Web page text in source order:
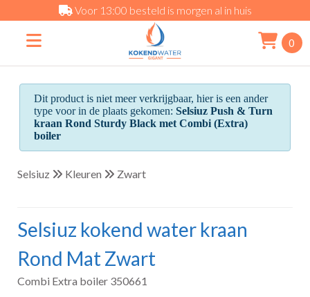
Voor 13:00 besteld is morgen al in huis
0
Dit product is niet meer verkrijgbaar, hier is een ander
type voor in de plaats gekomen:Selsiuz Push & Turn
kraan Rond Sturdy Black met Combi (Extra)
boiler
Selsiuz Kleuren Zwart
Selsiuz kokend water kraan
Rond Mat Zwart
Combi Extra boiler 350661